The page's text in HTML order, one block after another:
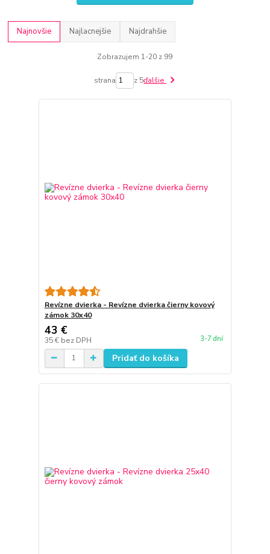
Najnovšie Najlacnejšie Najdrahšie
Zobrazujem 1-20 z 99
strana z 5ďalšie
Revízne dvierka - Revízne dvierka čierny kovový
zámok 30x40
43 €
35 € bez DPH 3-7 dní
Pridať do košíka